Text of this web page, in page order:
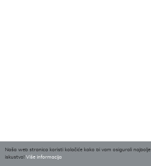
Naša web stranica koristi kolačiće kako bi vam osigurali najbolje
iskustvo! Više informacija